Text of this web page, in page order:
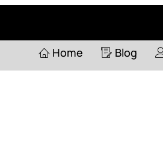
Home Blog
Pertanyaan Home